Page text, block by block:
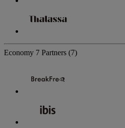
Economy 7 Partners (7)